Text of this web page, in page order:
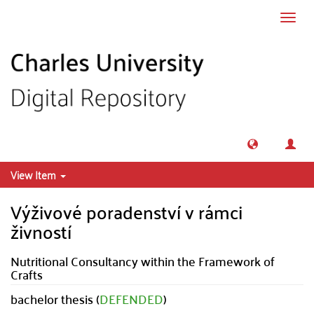
View Item
Výživové poradenství v rámci
živností
Nutritional Consultancy within the Framework of
Crafts
bachelor thesis (DEFENDED)